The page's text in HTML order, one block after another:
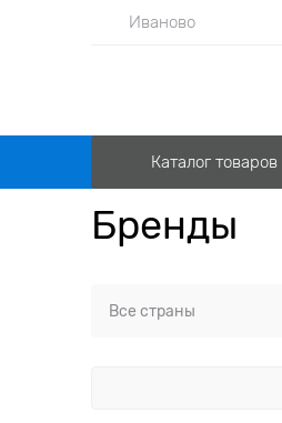
Иваново
Каталог товаров
Бренды